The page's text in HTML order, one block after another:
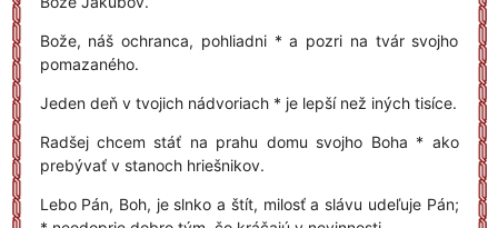
Bože, náš ochranca, pohliadni * a pozri na tvár svojho
pomazaného.
Jeden deň v tvojich nádvoriach * je lepší než iných tisíce.
Radšej chcem stáť na prahu domu svojho Boha * ako
prebývať v stanoch hriešnikov.
Lebo Pán, Boh, je slnko a štít, milosť a slávu udeľuje Pán;